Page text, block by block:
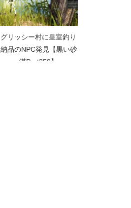
グリッシー村に皇室釣り
納品のNPC発見【黒い砂
漠Part359】